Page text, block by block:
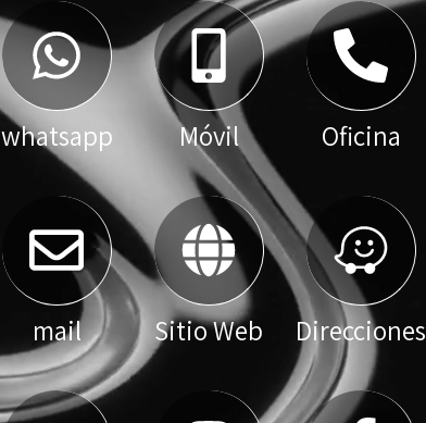
Oficina
Móvil
whatsapp
Direcciones
Sitio Web
mail